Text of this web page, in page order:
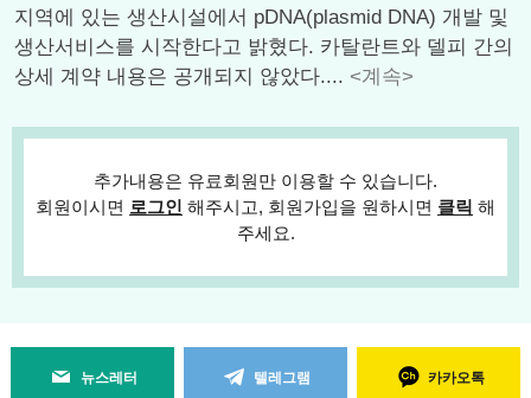
지역에 있는 생산시설에서 pDNA(plasmid DNA) 개발 및
생산서비스를 시작한다고 밝혔다. 카탈란트와 델피 간의
상세 계약 내용은 공개되지 않았다.... <계속>
추가내용은 유료회원만 이용할 수 있습니다.
회원이시면 로그인 해주시고, 회원가입을 원하시면 클릭 해
주세요.
뉴스레터 텔레그램 카카오톡